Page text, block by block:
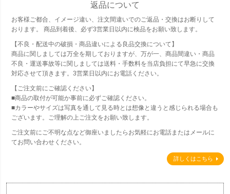
返品について
お客様ご都合、イメージ違い、注文間違いでのご返品・交換はお断りして
おります。 商品到着後、必ず3営業日以内に検品をお願い致します。
【不良・配送中の破損・商品違いによる良品交換について】
商品に関しましては万全を期しておりますが、万が一、商品間違い・商品
不良・運送事故等に関しましては送料・手数料を当店負担にて早急に交換
対応させて頂きます。3営業日以内にお電話ください。
【ご注文前にご確認ください】
■商品の取付が可能か事前に必ずご確認ください。
■カラーやサイズは写真を通して見る時とは想像と違うと感じられる場合も
ございます。ご理解の上ご注文をお願い致します。
ご注文前にご不明な点など御座いましたらお気軽にお電話またはメールに
てお問い合わせください。
詳しくはこちら